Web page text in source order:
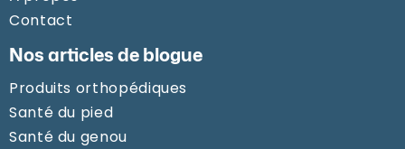
Contact
Nos articles de blogue
Produits orthopédiques
Santé du pied
Santé du genou